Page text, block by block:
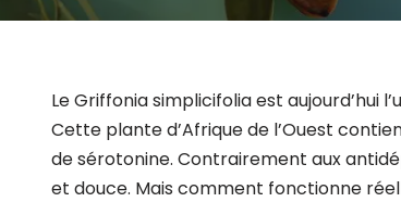
Le Griffonia simplicifolia est aujourd’hui
Cette plante d’Afrique de l’Ouest
de sérotonine. Contrairement aux
et douce. Mais comment fonctionne